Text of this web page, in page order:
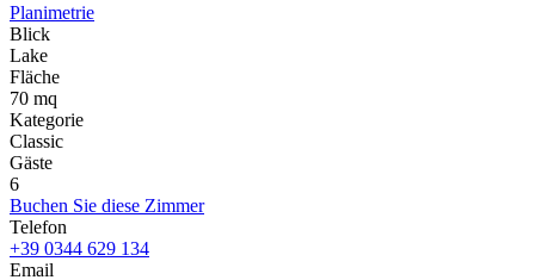
Planimetrie
Blick
Lake
Fläche
70 mq
Kategorie
Classic
Gäste
6
Buchen Sie diese Zimmer
Telefon
+39 0344 629 134
Email